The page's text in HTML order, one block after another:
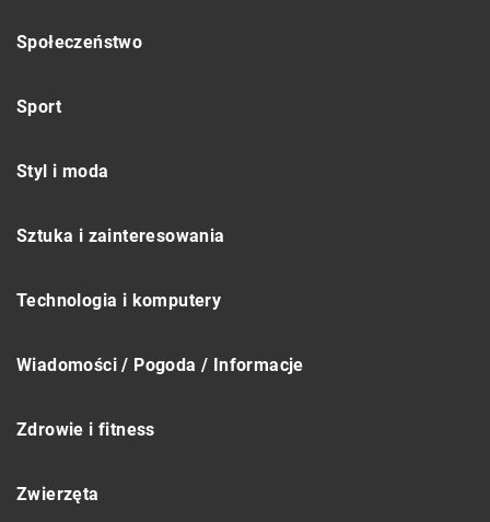
Społeczeństwo
Sport
Styl i moda
Sztuka i zainteresowania
Technologia i komputery
Wiadomości / Pogoda / Informacje
Zdrowie i fitness
Zwierzęta